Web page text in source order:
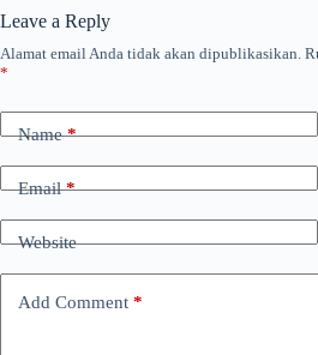
Leave a Reply
Alamat email Anda tidak akan dipublikasikan.
*
Name*
Email*
Website
Add Comment *